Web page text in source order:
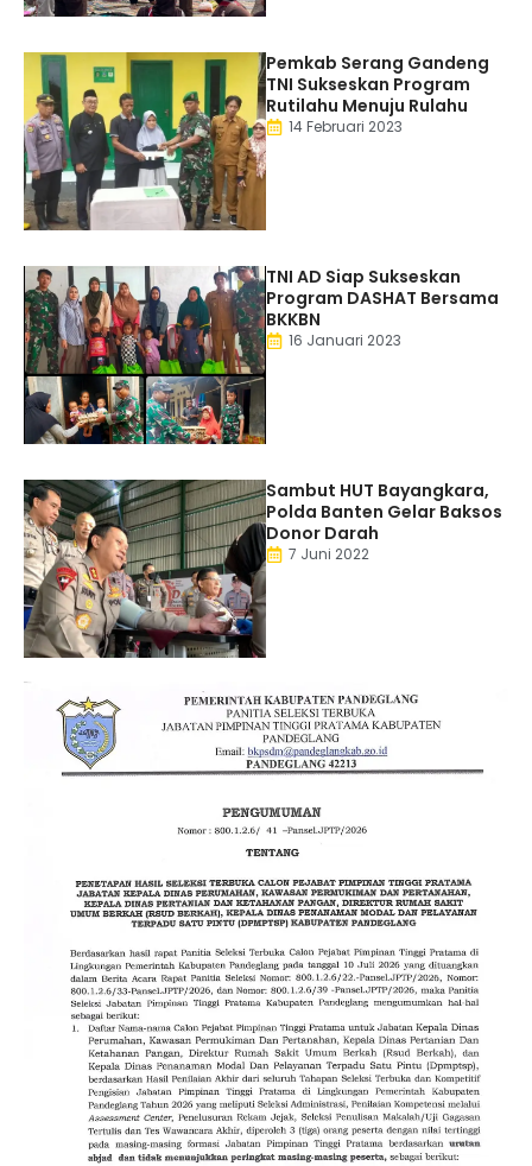
Pemkab Serang Gandeng
TNI Sukseskan Program
Rutilahu Menuju Rulahu
14 Februari 2023
TNI AD Siap Sukseskan
Program DASHAT Bersama
BKKBN
16 Januari 2023
Sambut HUT Bayangkara,
Polda Banten Gelar Baksos
Donor Darah
7 Juni 2022